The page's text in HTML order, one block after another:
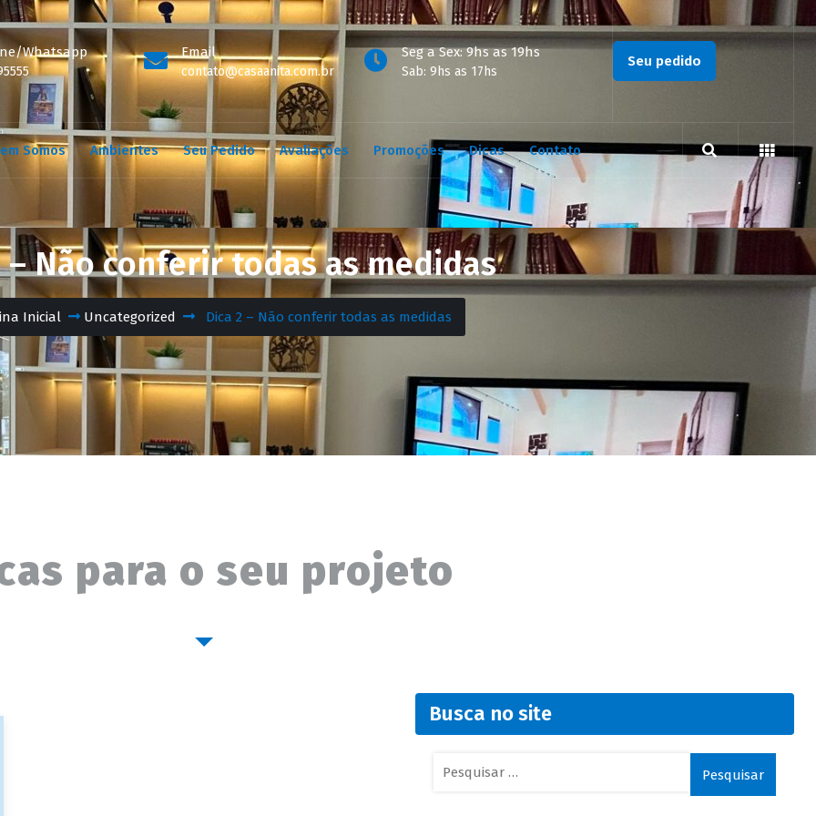
Whatsapp Email
contato@casaanita.com.br
Seg a Sex: 9hs as 19hs
Sab: 9hs as 17hs
Seu pedido
Somos Ambientes Seu Pedido Avaliações Promoções Dicas Contato
– Não conferir todas as medidas
Inicial Uncategorized Dica 2 – Não conferir todas as medidas
para o seu projeto
Busca no site
por: